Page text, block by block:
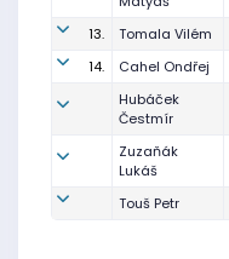
13. Tomala Vilém
14.
Cahel Ondřej
Hubáček
Čestmír
Zuzaňák
Lukáš
Touš Petr